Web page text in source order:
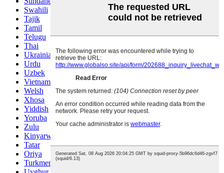
Swahili
Tajik
Tamil
Telugu
Thai
Ukrainian
Urdu
Uzbek
Vietnamese
Welsh
Xhosa
Yiddish
Yoruba
Zulu
Kinyarwanda
Tatar
Oriya
Turkmen